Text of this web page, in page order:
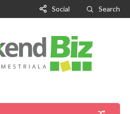
Social Search